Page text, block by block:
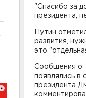
"Спасибо за
президента,
Путин
развития,
это
Сообщения о
появлялись в
президента